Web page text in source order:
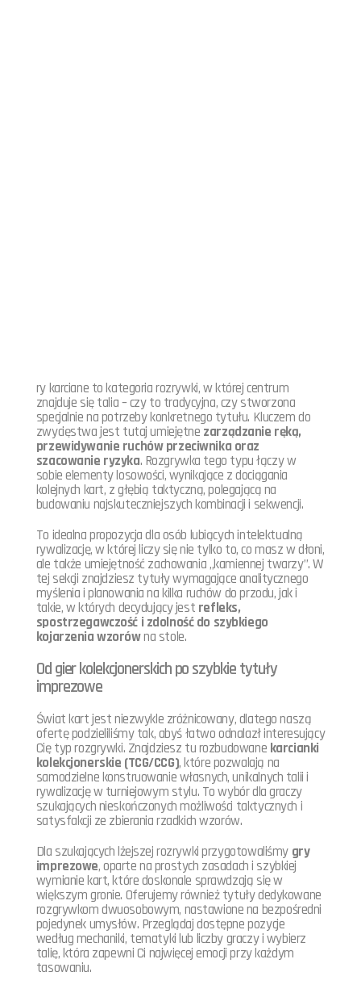
ry karciane to kategoria rozrywki, w której centrum
znajduje się talia – czy to tradycyjna, czy stworzona
specjalnie na potrzeby konkretnego tytułu. Kluczem do
zwycięstwa jest tutaj umiejętne zarządzanie ręką,
przewidywanie ruchów przeciwnika oraz
szacowanie ryzyka. Rozgrywka tego typu łączy w
sobie elementy losowości, wynikające z dociągania
kolejnych kart, z głębią taktyczną, polegającą na
budowaniu najskuteczniejszych kombinacji i sekwencji.
To idealna propozycja dla osób lubiących intelektualną
rywalizację, w której liczy się nie tylko to, co masz w dłoni,
ale także umiejętność zachowania „kamiennej twarzy”. W
tej sekcji znajdziesz tytuły wymagające analitycznego
myślenia i planowania na kilka ruchów do przodu, jak i
takie, w których decydujący jest refleks,
spostrzegawczość i zdolność do szybkiego
kojarzenia wzorówna stole.
Od gier kolekcjonerskich po szybkie tytuły
imprezowe
Świat kart jest niezwykle zróżnicowany, dlatego naszą
ofertę podzieliliśmy tak, abyś łatwo odnalazł interesujący
Cię typ rozgrywki. Znajdziesz tu rozbudowane karcianki
kolekcjonerskie (TCG/CCG), które pozwalają na
samodzielne konstruowanie własnych, unikalnych talii i
rywalizację w turniejowym stylu. To wybór dla graczy
szukających nieskończonych możliwości taktycznych i
satysfakcji ze zbierania rzadkich wzorów.
Dla szukających lżejszej rozrywki przygotowaliśmy gry
imprezowe, oparte na prostych zasadach i szybkiej
wymianie kart, które doskonale sprawdzają się w
większym gronie. Oferujemy również tytuły dedykowane
rozgrywkom dwuosobowym, nastawione na bezpośredni
pojedynek umysłów. Przeglądaj dostępne pozycje
według mechaniki, tematyki lub liczby graczy i wybierz
talię, która zapewni Ci najwięcej emocji przy każdym
tasowaniu.